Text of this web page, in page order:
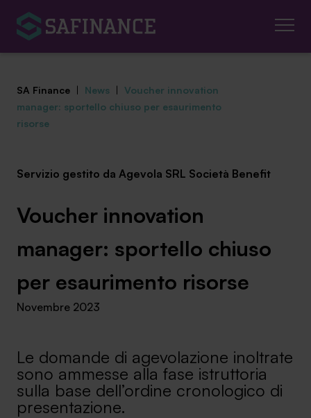
Centro studi
News ed eventi
Chi siamo
Contatti
Lavora con noi
SA Finance | News | Voucher innovation
manager: sportello chiuso per esaurimento
risorse
Servizio gestito da Agevola SRL Società Benefit
Voucher innovation
manager: sportello chiuso
per esaurimento risorse
Novembre 2023
Le domande di agevolazione inoltrate
sono ammesse alla fase istruttoria
sulla base dell’ordine cronologico di
presentazione.